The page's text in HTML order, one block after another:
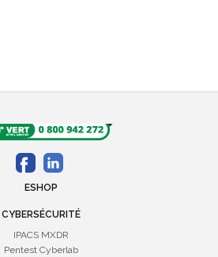
ESHOP
CYBERSÉCURITÉ
IPACS MXDR
Pentest Cyberlab